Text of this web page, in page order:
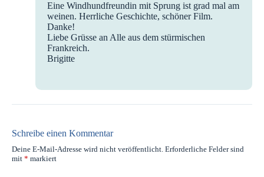
Eine Windhundfreundin mit Sprung ist grad mal am
weinen. Herrliche Geschichte, schöner Film.
Danke!
Liebe Grüsse an Alle aus dem stürmischen
Frankreich.
Brigitte
Schreibe einen Kommentar
Deine E-Mail-Adresse wird nicht veröffentlicht. Erforderliche Felder sind
mit * markiert